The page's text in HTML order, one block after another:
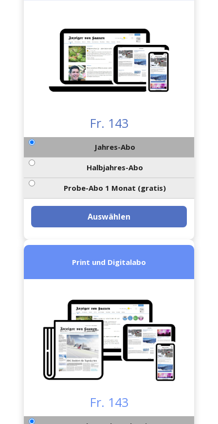
Fr. 143
Jahres-Abo
Halbjahres-Abo
Probe-Abo 1 Monat (gratis)
Auswählen
Print und Digitalabo
Fr. 143